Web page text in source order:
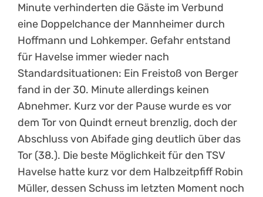
Minute verhinderten die Gäste im Verbund
eine Doppelchance der Mannheimer durch
Hoffmann und Lohkemper. Gefahr entstand
für Havelse immer wieder nach
Standardsituationen: Ein Freistoß von Berger
fand in der 30. Minute allerdings keinen
Abnehmer. Kurz vor der Pause wurde es vor
dem Tor von Quindt erneut brenzlig, doch der
Abschluss von Abifade ging deutlich über das
Tor (38.). Die beste Möglichkeit für den TSV
Havelse hatte kurz vor dem Halbzeitpfiff Robin
Müller, dessen Schuss im letzten Moment noch